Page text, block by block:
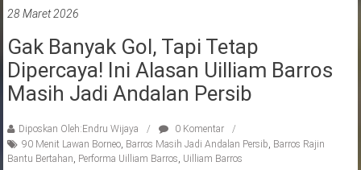
28 Maret 2026
Gak Banyak Gol, Tapi Tetap
Dipercaya! Ini Alasan Uilliam Barros
Masih Jadi Andalan Persib
Diposkan Oleh:Endru Wijaya
0 Komentar
90 Menit Lawan Borneo, Barros Masih Jadi Andalan Persib Barros Rajin
Bantu Bertahan Performa Uilliam Barros Uilliam Barros